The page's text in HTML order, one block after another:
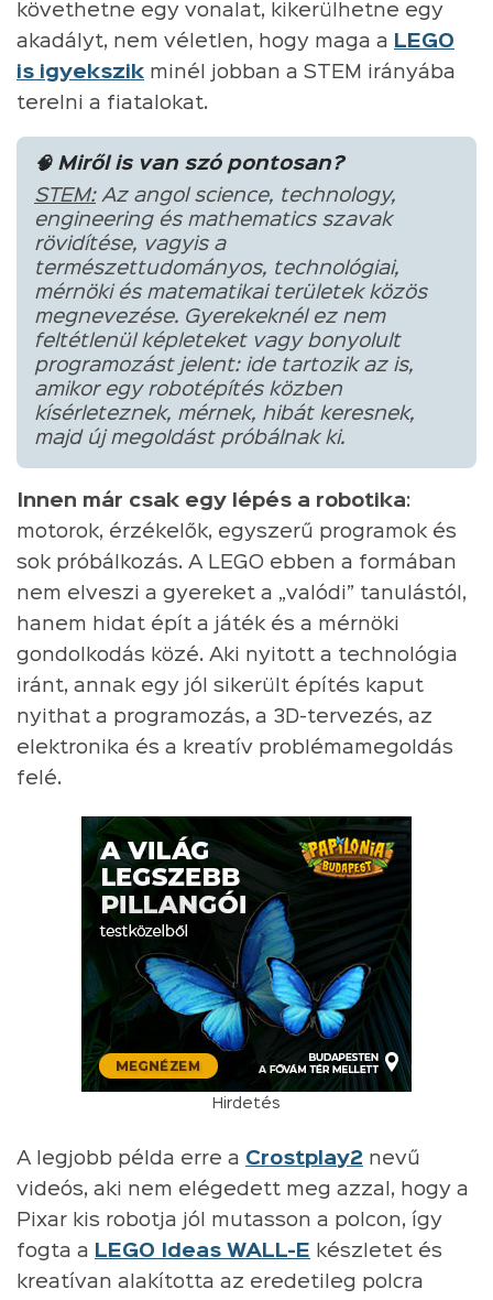
követhetne egy vonalat, kikerülhetne egy
akadályt, nem véletlen, hogy maga a LEGO
is igyekszik minél jobban a STEM irányába
terelni a fiatalokat.
🧠 Miről is van szó pontosan?
STEM:Az angol science, technology,
engineering és mathematics szavak
rövidítése, vagyis a
természettudományos, technológiai,
mérnöki és matematikai területek közös
megnevezése. Gyerekeknél ez nem
feltétlenül képleteket vagy bonyolult
programozást jelent: ide tartozik az is,
amikor egy robotépítés közben
kísérleteznek, mérnek, hibát keresnek,
majd új megoldást próbálnak ki.
Innen már csak egy lépés a robotika:
motorok, érzékelők, egyszerű programok és
sok próbálkozás. A LEGO ebben a formában
nem elveszi a gyereket a „valódi” tanulástól,
hanem hidat épít a játék és a mérnöki
gondolkodás közé. Aki nyitott a technológia
iránt, annak egy jól sikerült építés kaput
nyithat a programozás, a 3D-tervezés, az
elektronika és a kreatív problémamegoldás
felé.
Hirdetés
A legjobb példa erre a Crostplay2 nevű
videós, aki nem elégedett meg azzal, hogy a
Pixar kis robotja jól mutasson a polcon, így
fogta a LEGO Ideas WALL-E készletet és
kreatívan alakította az eredetileg polcra